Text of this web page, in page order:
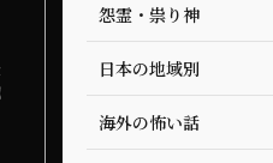
怨霊・祟り神
日本の地域別
海外の怖い話